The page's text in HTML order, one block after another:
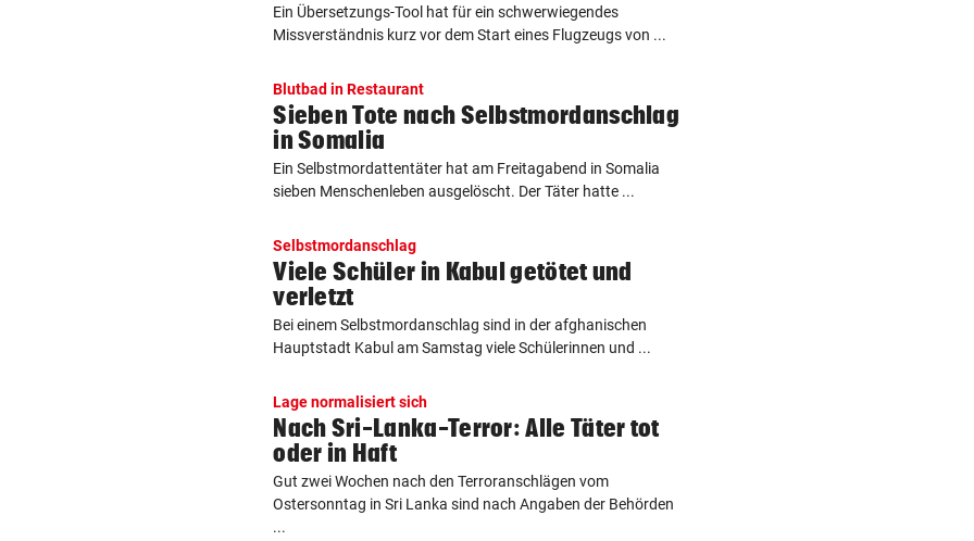
Ein Übersetzungs-Tool hat für ein schwerwiegendes
Missverständnis kurz vor dem Start eines Flugzeugs von ...
Blutbad in Restaurant
Sieben Tote nach Selbstmordanschlag
in Somalia
Ein Selbstmordattentäter hat am Freitagabend in Somalia
sieben Menschenleben ausgelöscht. Der Täter hatte ...
Selbstmordanschlag
Viele Schüler in Kabul getötet und
verletzt
Bei einem Selbstmordanschlag sind in der afghanischen
Hauptstadt Kabul am Samstag viele Schülerinnen und ...
Lage normalisiert sich
Nach Sri-Lanka-Terror: Alle Täter tot
oder in Haft
Gut zwei Wochen nach den Terroranschlägen vom
Ostersonntag in Sri Lanka sind nach Angaben der Behörden
...